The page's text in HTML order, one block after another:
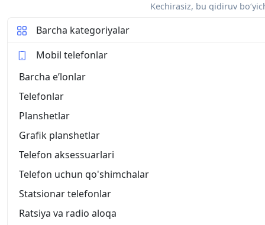
Kechirasiz, bu qidiruv
Barcha kategoriyalar
Mobil telefonlar
Barcha eʼlonlar
Telefonlar
Planshetlar
Grafik planshetlar
Telefon aksessuarlari
Telefon uchun qo'shimchalar
Statsionar telefonlar
Ratsiya va radio aloqa